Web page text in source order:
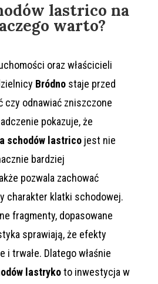
lastrico na
warto?
oraz właścicieli
Bródno staje przed
czy odnawiać zniszczone
pokazuje, że
schodów lastrico jest nie
bardziej
pozwala zachować
charakter klatki schodowej.
fragmenty, dopasowane
sprawiają, że efekty
i trwałe. Dlatego właśnie
lastrykoto inwestycja w